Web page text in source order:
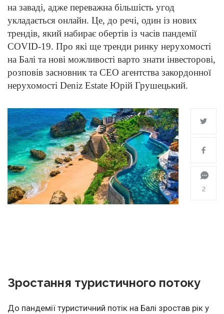
на заваді, адже переважна більшість угод
укладається онлайн. Це, до речі, один із нових
трендів, який набирає обертів із часів пандемії
COVID-19. Про які ще тренди ринку нерухомості
на Балі та нові можливості варто знати інвесторові,
розповів засновник та CEO агентства закордонної
нерухомості Deniz Estate Юрій Грушецький.
2
Зростання туристичного потоку
До пандемії туристичний потік на Балі зростав рік у